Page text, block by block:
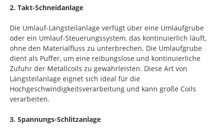
2. Takt-Schneidanlage
Die Umlauf-Längsteilanlage verfügt über eine Umlaufgrube
oder ein Umlauf-Steuerungssystem, das kontinuierlich läuft,
ohne den Materialfluss zu unterbrechen. Die Umlaufgrube
dient als Puffer, um eine reibungslose und kontinuierliche
Zufuhr der Metallcoils zu gewährleisten. Diese Art von
Längsteilanlage eignet sich ideal für die
Hochgeschwindigkeitsverarbeitung und kann große Coils
verarbeiten.
3. Spannungs-Schlitzanlage